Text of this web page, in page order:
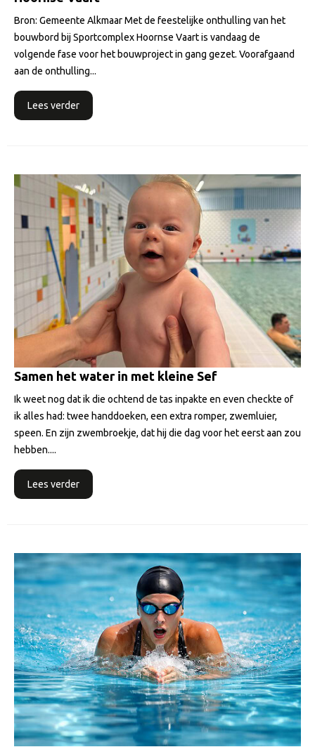
Bron: Gemeente Alkmaar Met de feestelijke onthulling van het
bouwbord bij Sportcomplex Hoornse Vaart is vandaag de
volgende fase voor het bouwproject in gang gezet. Voorafgaand
aan de onthulling...
Lees verder
Samen het water in met kleine Sef
Ik weet nog dat ik die ochtend de tas inpakte en even checkte of
ik alles had: twee handdoeken, een extra romper, zwemluier,
speen. En zijn zwembroekje, dat hij die dag voor het eerst aan zou
hebben....
Lees verder